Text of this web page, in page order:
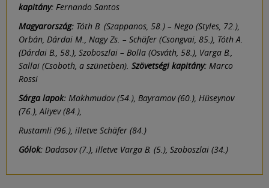
kapitány: Fernando Santos
Magyarország: Tóth B. (Szappanos, 58.) – Nego (Styles, 72.),
Orbán, Dárdai M., Nagy Zs. – Schäfer (Csongvai, 85.), Tóth A.
(Dárdai B., 58.), Szoboszlai – Bolla (Osváth, 58.), Varga B.,
Sallai (Csoboth, a szünetben). Szövetségi kapitány: Marco
Rossi
Sárga lapok: Makhmudov (54.), Bayramov (60.), Hüseynov
(76.), Aliyev (84.),
Rustamli (96.), illetve Schäfer (84.)
Gólok: Dadasov (7.), illetve Varga B. (5.), Szoboszlai (34.)